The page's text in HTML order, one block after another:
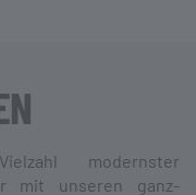
modernster
mit unseren ganz­